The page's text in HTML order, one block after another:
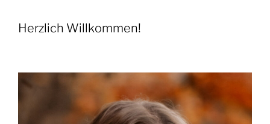
Herzlich Willkommen!